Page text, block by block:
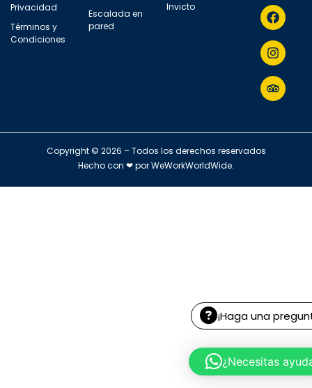
Privacidad
Términos y
Condiciones
Escalada en
pared
Invicto
Copyright © 2026 – Todos los derechos reservados
Hecho con ❤ porWeWorkWorldWide.
¡Haga una
¿Necesitas